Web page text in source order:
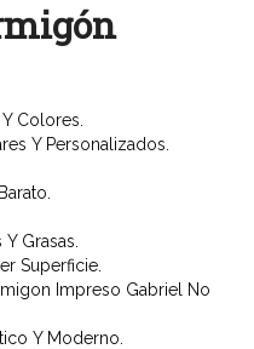
Colores.
Y Personalizados.
Grasas.
Superficie.
Impreso Gabriel No
Y Moderno.